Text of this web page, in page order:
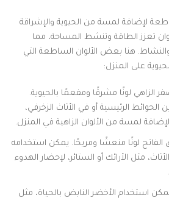
لإضافة لمسة من الحيوية والإشراقة
تعزز الطاقة وتنشط المساحة، مما
والنشاط. هنا بعض الألوان الساطعة التي
على المنزل:
الزاهي لونًا مشرقًا ومفعمًا بالحيوية.
الرئيسية أو في الأثاث الزخرفي،
لإضافة لمسة من الألوان الزاهية في المنزل.
الفاتح لونًا منعشًا ومريحًا. يمكن استخدامه
مثل الأرائك أو الستائر، لإحضار الهدوء
استخدام الأخضر النابض بالحياة، مثل